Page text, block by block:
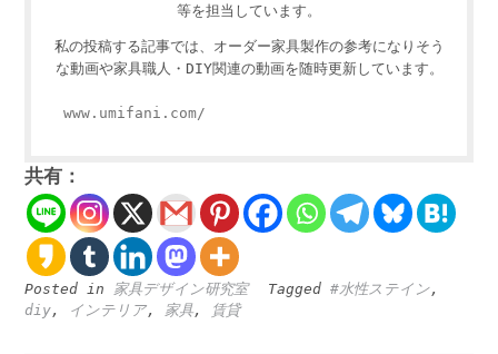
等を担当しています。
私の投稿する記事では、オーダー家具製作の参考になりそう
な動画や家具職人・DIY関連の動画を随時更新しています。
www.umifani.com/
共有：
Posted in 家具デザイン研究室 Tagged #水性ステイン,
diy, インテリア, 家具, 賃貸